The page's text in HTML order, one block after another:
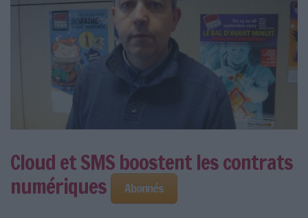
L'ESPACE EMPLOI
L'AGENDA
L'ANNUAIRE DES ACTEURS
LES LIVRES BLANCS
LES SUPPLÉMENTS
NOS OFFRES D'ABONNEMENTS
Cloud et SMS boostent les contrats
numériques
Abonnés